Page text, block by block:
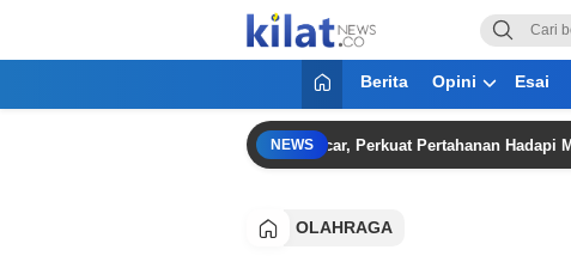
KilatNews.co
Mencerdaskan Anak Bangsa
Berita Opini Esai
NEWS
Gaet Bek Kroasia Danijel Loncar, Perkuat Pertahanan Hadapi Musim
OLAHRAGA